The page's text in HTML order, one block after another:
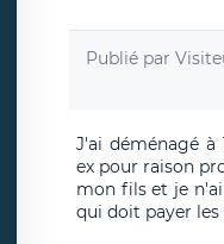
Publié par
J'ai déménagé
ex pour raison
mon fils et je
qui doit payer